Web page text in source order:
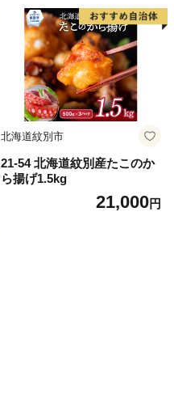
北海道紋別市
21-54 北海道紋別産たこのか
ら揚げ1.5kg
21,000円